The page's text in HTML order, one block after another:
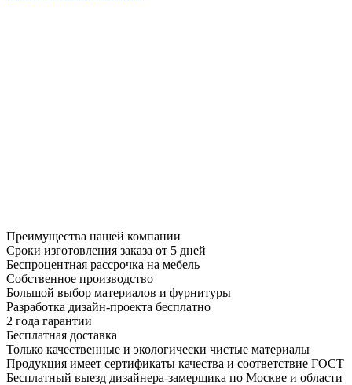
Преимущества нашей компании
Сроки изготовления заказа от 5 дней
Беспроцентная рассрочка на мебель
Собственное производство
Большой выбор материалов и фурнитуры
Разработка дизайн-проекта бесплатно
2 года гарантии
Бесплатная доставка
Только качественные и экологически чистые материалы
Продукция имеет сертификаты качества и соответствие ГОСТ
Бесплатный выезд дизайнера-замерщика по Москве и области